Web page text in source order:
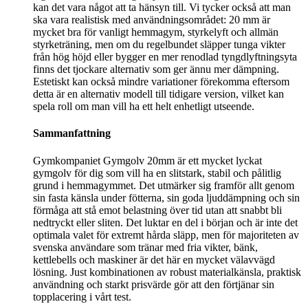
kan det vara något att ta hänsyn till. Vi tycker också att man
ska vara realistisk med användningsområdet: 20 mm är
mycket bra för vanligt hemmagym, styrkelyft och allmän
styrketräning, men om du regelbundet släpper tunga vikter
från hög höjd eller bygger en mer renodlad tyngdlyftningsyta
finns det tjockare alternativ som ger ännu mer dämpning.
Estetiskt kan också mindre variationer förekomma eftersom
detta är en alternativ modell till tidigare version, vilket kan
spela roll om man vill ha ett helt enhetligt utseende.
Sammanfattning
Gymkompaniet Gymgolv 20mm är ett mycket lyckat
gymgolv för dig som vill ha en slitstark, stabil och pålitlig
grund i hemmagymmet. Det utmärker sig framför allt genom
sin fasta känsla under fötterna, sin goda ljuddämpning och sin
förmåga att stå emot belastning över tid utan att snabbt bli
nedtryckt eller sliten. Det luktar en del i början och är inte det
optimala valet för extremt hårda släpp, men för majoriteten av
svenska användare som tränar med fria vikter, bänk,
kettlebells och maskiner är det här en mycket välavvägd
lösning. Just kombinationen av robust materialkänsla, praktisk
användning och starkt prisvärde gör att den förtjänar sin
topplacering i vårt test.